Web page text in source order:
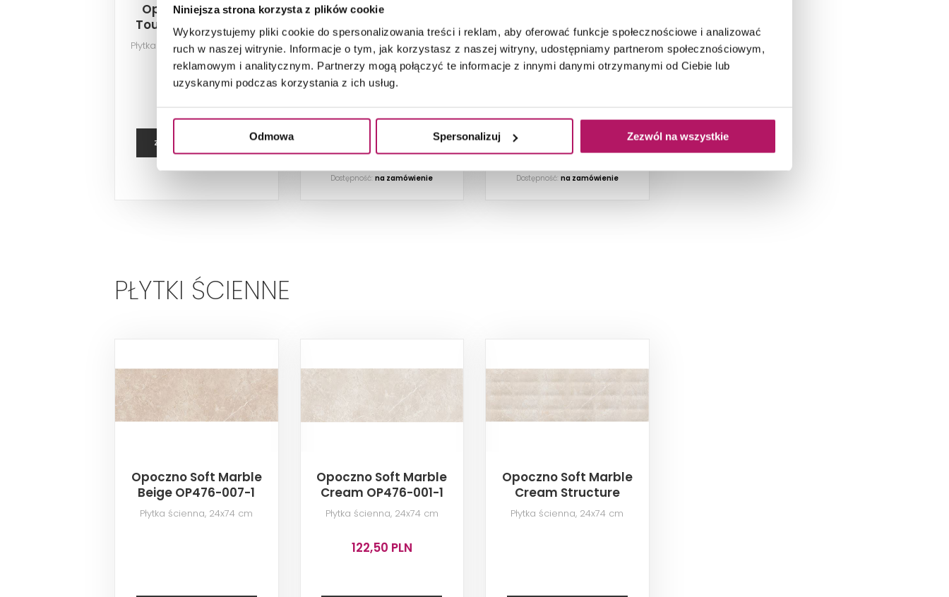
Niniejsza strona korzysta z plików cookie
Wykorzystujemy pliki cookie do spersonalizowania treści i reklam, aby oferować funkcje społecznościowe i analizować
ruch w naszej witrynie. Informacje o tym, jak korzystasz z naszej witryny, udostępniamy partnerom społecznościowym,
reklamowym i analitycznym. Partnerzy mogą połączyć te informacje z innymi danymi otrzymanymi od Ciebie lub
uzyskanymi podczas korzystania z ich usług.
Odmowa Spersonalizuj Zezwól na wszystkie
Opoczno Creamy
Touch OP635-006-1
Płytka uniwersalna, 59,3x59,3
cm
ZOBACZ PRODUKT
Opoczno Nordic Oak
White OP459-001-1
Płytka uniwersalna, 22,1x89 cm
136,80 PLN
Dostępność:na zamówienie
White OP459-007-1
Płytka uniwersalna, 14,7x89 cm
Dostępność: na zamówienie
PŁYTKI ŚCIENNE
Opoczno Soft Marble
Beige OP476-007-1
Płytka ścienna, 24x74 cm
Opoczno Soft Marble
Cream OP476-001-1
Płytka ścienna, 24x74 cm
122,50 PLN
Opoczno Soft Marble
Cream Structure
OP476-005-1
Płytka ścienna, 24x74 cm